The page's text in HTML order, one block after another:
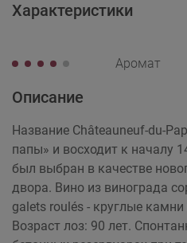
Характеристики
Аромат
Описание
Название Châteauneuf-du-
папы» и восходит к началу
был выбран в качестве
двора. Вино из винограда
galets roulés - круглые
Возраст лоз: 90 лет.